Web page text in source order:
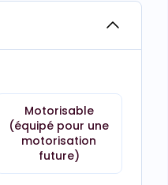
Motorisable
(équipé pour une
motorisation
future)